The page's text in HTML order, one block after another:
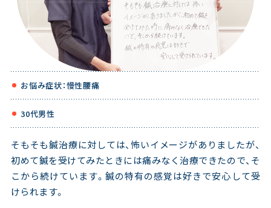
お悩み症状：慢性腰痛
30代男性
そもそも鍼治療に対しては、怖いイメージがありましたが、
初めて鍼を受けてみたときには痛みなく治療できたので、そ
こから続けています。鍼の特有の感覚は好きで安心して受
けられます。